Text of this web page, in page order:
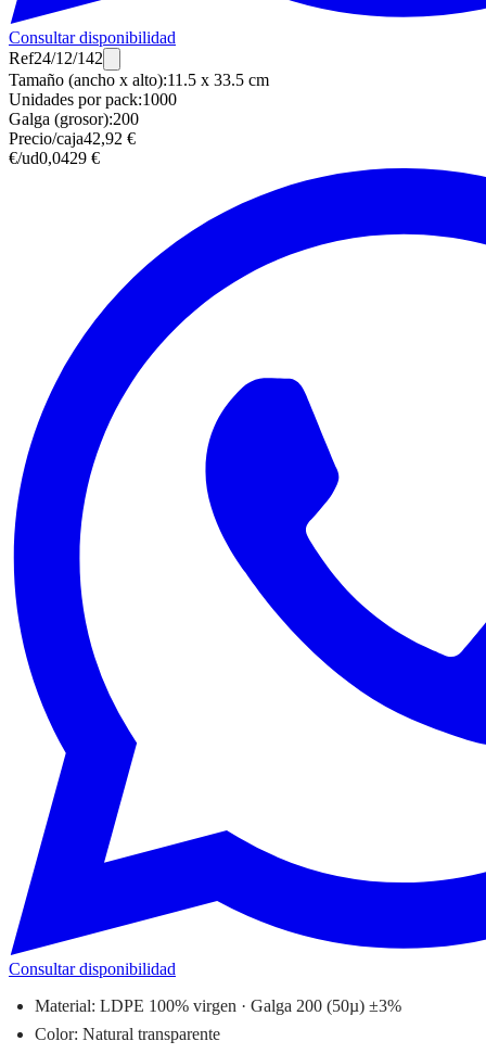
Consultar disponibilidad
Ref24/12/142
Tamaño (ancho x alto):11.5 x 33.5 cm
Unidades por pack:1000
Galga (grosor):200
Precio/caja42,92 €
€/ud0,0429 €
Consultar disponibilidad
Material: LDPE 100% virgen · Galga 200 (50µ) ±3%
Color: Natural transparente